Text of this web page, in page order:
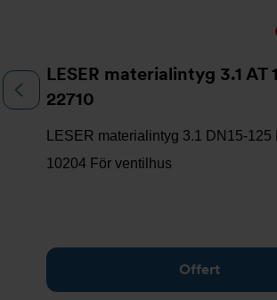
LESER materialintyg 3.1 AT
22710
LESER materialintyg 3.1 DN15-125
10204 För ventilhus
Offert